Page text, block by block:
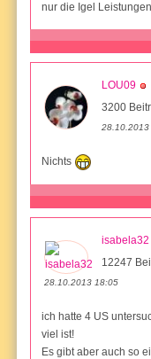
nur die Igel
LOU09
3200
28.10.2013
Nichts
isabela32
12247
28.10.2013 18:05
ich hatte 4 US
viel ist!
Es gibt aber auch so